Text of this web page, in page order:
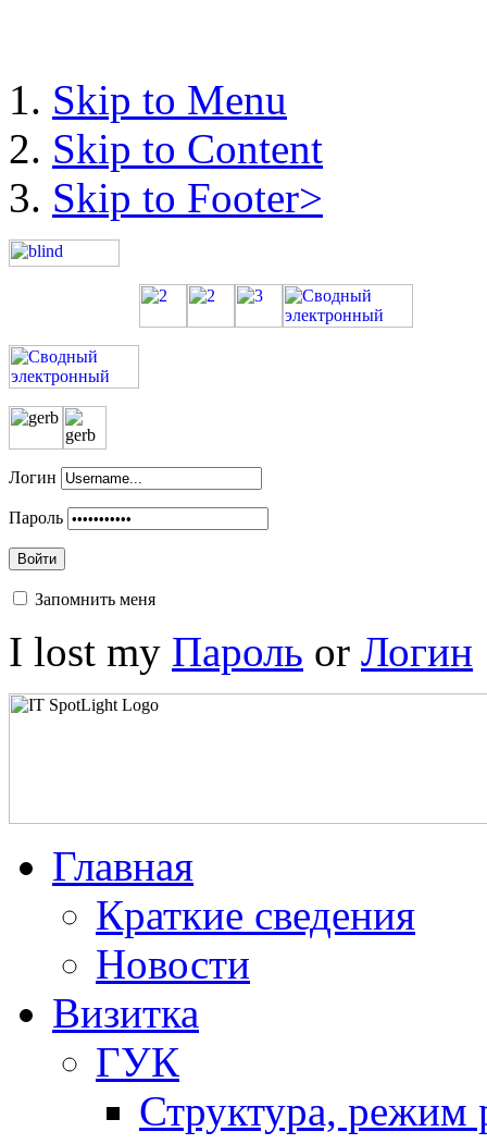
Skip to Menu
Skip to Content
Skip to Footer>
Логин
Пароль
Войти
Запомнить меня
I lost my Пароль or Логин
Главная
Краткие сведения
Новости
Визитка
ГУК
Структура, режим